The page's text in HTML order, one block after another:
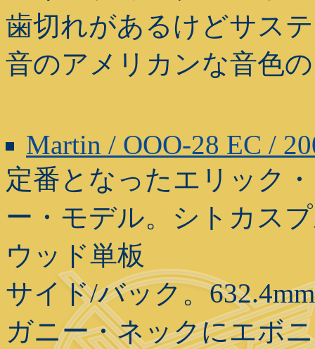
歯切れがあるけどサス
音のアメリカンな音色
Martin / OOO-28 EC /
定番となったエリック
ー・モデル。シトカス
ウッド単板
サイド/バック。
ガニー・ネックにエボ